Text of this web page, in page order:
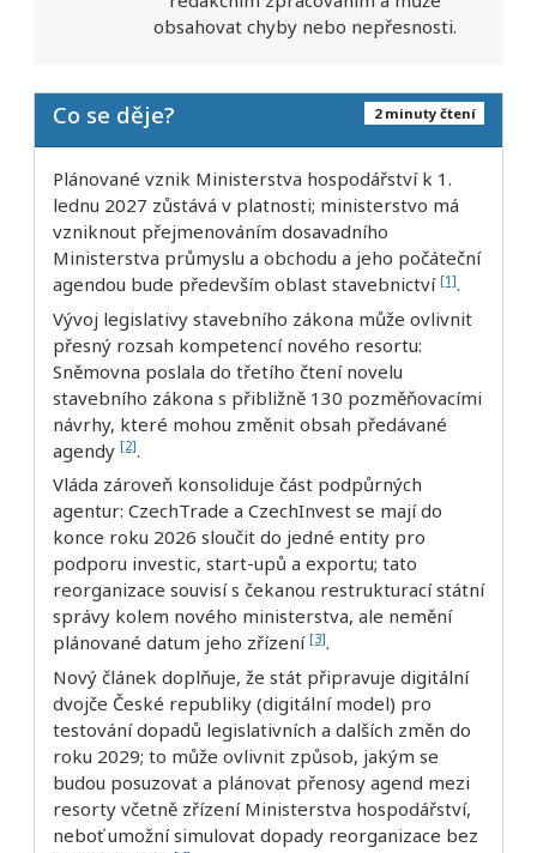
obsahovat chyby nebo nepřesnosti.
2 minuty čtení
Co se děje?
Plánované vznik Ministerstva hospodářství k 1.
lednu 2027 zůstává v platnosti; ministerstvo má
vzniknout přejmenováním dosavadního
Ministerstva průmyslu a obchodu a jeho počáteční
agendou bude především oblast stavebnictví [1].
Vývoj legislativy stavebního zákona může ovlivnit
přesný rozsah kompetencí nového resortu:
Sněmovna poslala do třetího čtení novelu
stavebního zákona s přibližně 130 pozměňovacími
návrhy, které mohou změnit obsah předávané
agendy [2].
Vláda zároveň konsoliduje část podpůrných
agentur: CzechTrade a CzechInvest se mají do
konce roku 2026 sloučit do jedné entity pro
podporu investic, start-upů a exportu; tato
reorganizace souvisí s čekanou restrukturací státní
správy kolem nového ministerstva, ale nemění
plánované datum jeho zřízení [3].
Nový článek doplňuje, že stát připravuje digitální
dvojče České republiky (digitální model) pro
testování dopadů legislativních a dalších změn do
roku 2029; to může ovlivnit způsob, jakým se
budou posuzovat a plánovat přenosy agend mezi
resorty včetně zřízení Ministerstva hospodářství,
neboť umožní simulovat dopady reorganizace bez